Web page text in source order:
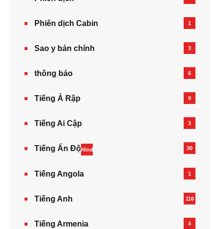
Phiên dịch Cabin 1
Sao y bản chính 3
thông báo 6
Tiếng Ả Rập 9
Tiếng Ai Cập 3
Tiếng Ấn ĐộHindi 30
Tiếng Angola 1
Tiếng Anh 116
Tiếng Armenia‎ 4